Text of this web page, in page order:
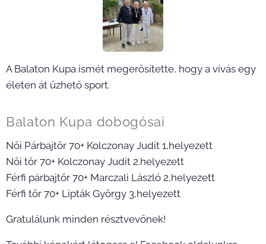
A Balaton Kupa ismét megerősítette, hogy a vívás egy
életen át űzhető sport.
Balaton Kupa dobogósai
Női Párbajtőr 70+ Kolczonay Judit 1,helyezett
Női tőr 70+ Kolczonay Judit 2.helyezett
Férfi párbajtőr 70+ Marczali László 2,helyezett
Férfi tőr 70+ Lipták György 3,helyezett
Gratulálunk minden résztvevőnek!